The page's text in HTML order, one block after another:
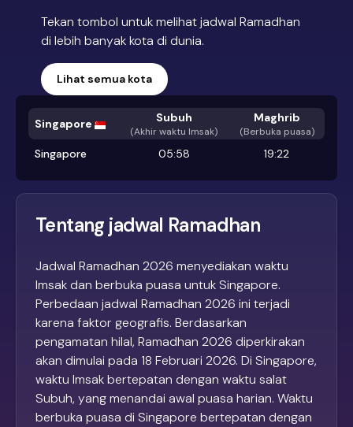
Tekan tombol untuk melihat jadwal Ramadhan
di lebih banyak kota di dunia.
Lihat semua kota
Singapore Subuh
(Akhir waktu Imsak)
Maghrib
(Berbuka puasa)
Singapore 05:58 19:22
Tentang jadwal Ramadhan
Jadwal Ramadhan 2026 menyediakan waktu
Imsak dan berbuka puasa untuk Singapore.
Perbedaan jadwal Ramadhan 2026 ini terjadi
karena faktor geografis. Berdasarkan
pengamatan hilal, Ramadhan 2026 diperkirakan
akan dimulai pada 18 Februari 2026. Di Singapore,
waktu Imsak bertepatan dengan waktu salat
Subuh, yang menandai awal puasa harian. Waktu
berbuka puasa di Singapore bertepatan dengan